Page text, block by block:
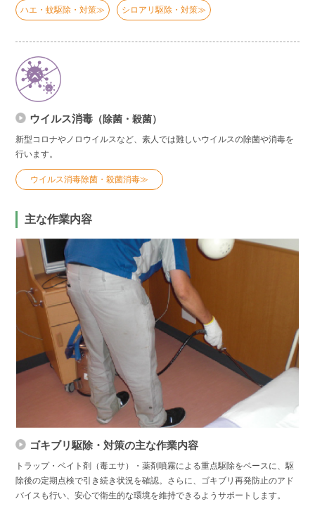
ハエ・蚊駆除・対策≫ シロアリ駆除・対策≫
ウイルス消毒 （除菌・殺菌）
新型コロナやノロウイルスなど、素人では難しいウイルスの除菌や消毒を
行います。
ウイルス消毒除菌・殺菌消毒≫
主な作業内容
ゴキブリ駆除・対策の主な作業内容
トラップ・ベイト剤（毒エサ）・薬剤噴霧による重点駆除をベースに、駆
除後の定期点検で引き続き状況を確認。さらに、ゴキブリ再発防止のアド
バイスも行い、安心で衛生的な環境を維持できるようサポートします。